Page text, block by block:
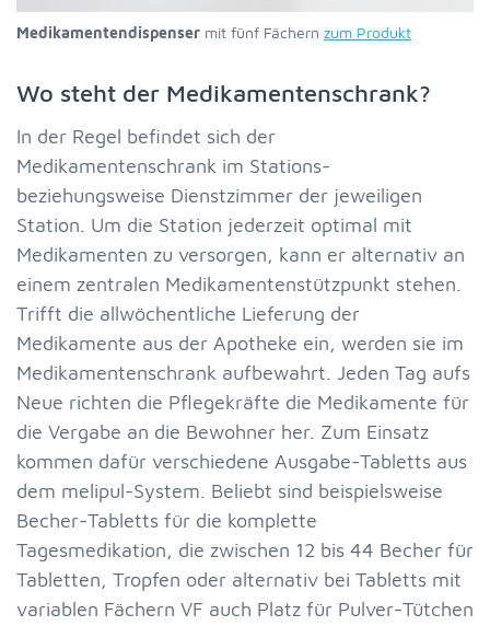
Medikamentendispenser mit fünf Fächern zum Produkt
Wo steht der Medikamentenschrank?
In der Regel befindet sich der
Medikamentenschrank im Stations-
beziehungsweise Dienstzimmer der jeweiligen
Station. Um die Station jederzeit optimal mit
Medikamenten zu versorgen, kann er alternativ an
einem zentralen Medikamentenstützpunkt stehen.
Trifft die allwöchentliche Lieferung der
Medikamente aus der Apotheke ein, werden sie im
Medikamentenschrank aufbewahrt. Jeden Tag aufs
Neue richten die Pflegekräfte die Medikamente für
die Vergabe an die Bewohner her. Zum Einsatz
kommen dafür verschiedene Ausgabe-Tabletts aus
dem melipul-System. Beliebt sind beispielsweise
Becher-Tabletts für die komplette
Tagesmedikation, die zwischen 12 bis 44 Becher für
Tabletten, Tropfen oder alternativ bei Tabletts mit
variablen Fächern VF auch Platz für Pulver-Tütchen